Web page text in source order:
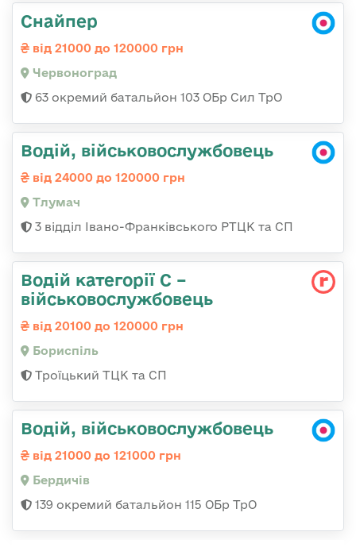
Снайпер
від 21000 до 120000 грн
Червоноград
63 окремий батальйон 103 ОБр Сил ТрО
Водій, військовослужбовець
від 24000 до 120000 грн
Тлумач
3 відділ Івано-Франківського РТЦК та СП
Водій категорії С –
військовослужбовець
від 20100 до 120000 грн
Бориспіль
Троїцький ТЦК та СП
Водій, військовослужбовець
від 21000 до 121000 грн
Бердичів
139 окремий батальйон 115 ОБр ТрО